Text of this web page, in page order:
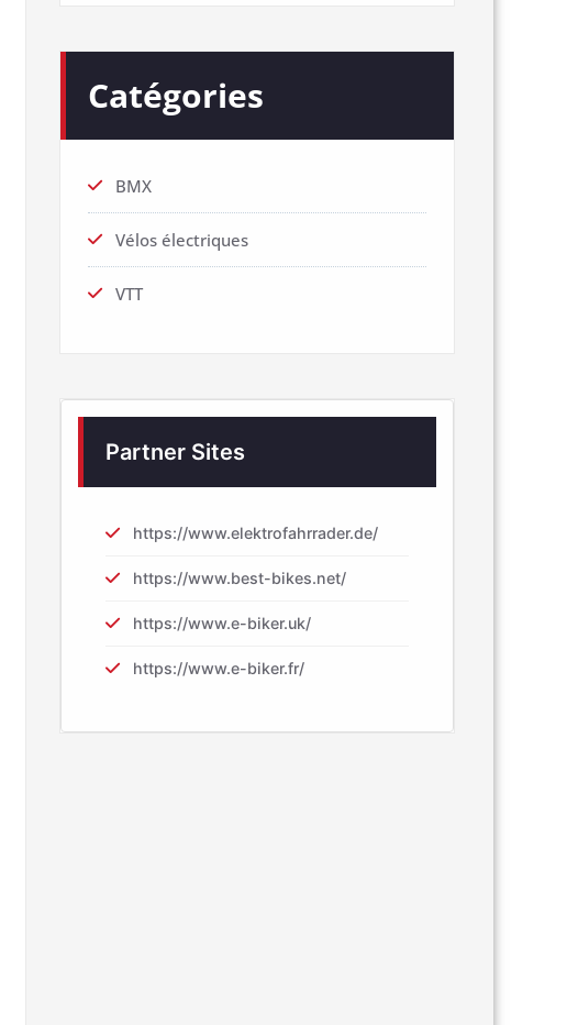
Catégories
BMX
Vélos électriques
VTT
Partner Sites
https://www.elektrofahrrader.de/
https://www.best-bikes.net/
https://www.e-biker.uk/
https://www.e-biker.fr/